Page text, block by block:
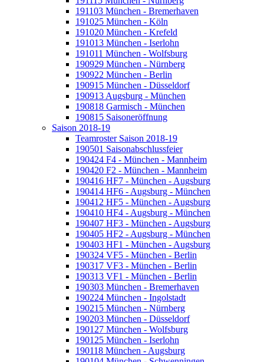
191103 München - Bremerhaven
191025 München - Köln
191020 München - Krefeld
191013 München - Iserlohn
191011 München - Wolfsburg
190929 München - Nürnberg
190922 München - Berlin
190915 München - Düsseldorf
190913 Augsburg - München
190818 Garmisch - München
190815 Saisoneröffnung
Saison 2018-19
Teamroster Saison 2018-19
190501 Saisonabschlussfeier
190424 F4 - München - Mannheim
190420 F2 - München - Mannheim
190416 HF7 - München - Augsburg
190414 HF6 - Augsburg - München
190412 HF5 - München - Augsburg
190410 HF4 - Augsburg - München
190407 HF3 - München - Augsburg
190405 HF2 - Augsburg - München
190403 HF1 - München - Augsburg
190324 VF5 - München - Berlin
190317 VF3 - München - Berlin
190313 VF1 - München - Berlin
190303 München - Bremerhaven
190224 München - Ingolstadt
190215 München - Nürnberg
190203 München - Düsseldorf
190127 München - Wolfsburg
190125 München - Iserlohn
190118 München - Augsburg